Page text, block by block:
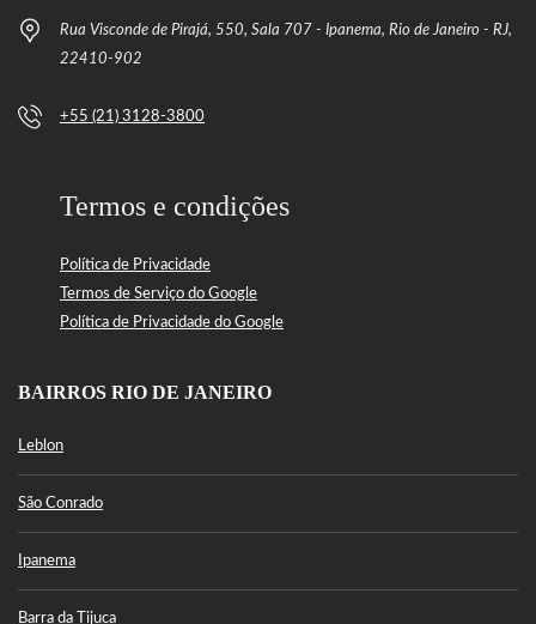
Rua Visconde de Pirajá, 550, Sala 707 - Ipanema, Rio de Janeiro - RJ,
22410-902
+55 (21) 3128-3800
Termos e condições
Política de Privacidade
Termos de Serviço do Google
Política de Privacidade do Google
BAIRROS RIO DE JANEIRO
Leblon
São Conrado
Ipanema
Barra da Tijuca